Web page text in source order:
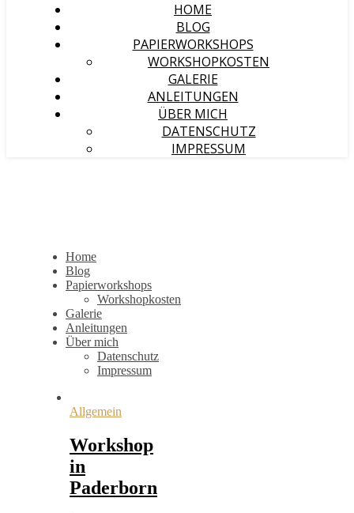
HOME
BLOG
PAPIERWORKSHOPS
WORKSHOPKOSTEN
GALERIE
ANLEITUNGEN
ÜBER MICH
DATENSCHUTZ
IMPRESSUM
Home
Blog
Papierworkshops
Workshopkosten
Galerie
Anleitungen
Über mich
Datenschutz
Impressum
Allgemein
Workshop
in
Paderborn